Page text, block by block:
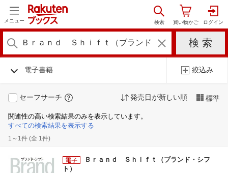
メニュー
電子書籍 絞込み
セーフサーチ 発売日が新しい順 標準
関連性の高い検索結果のみを表示しています。
すべての検索結果を表示する
1～1件 (全 1件)
Ｂｒａｎｄ Ｓｈｉｆｔ（ブランド・シフ
ト）